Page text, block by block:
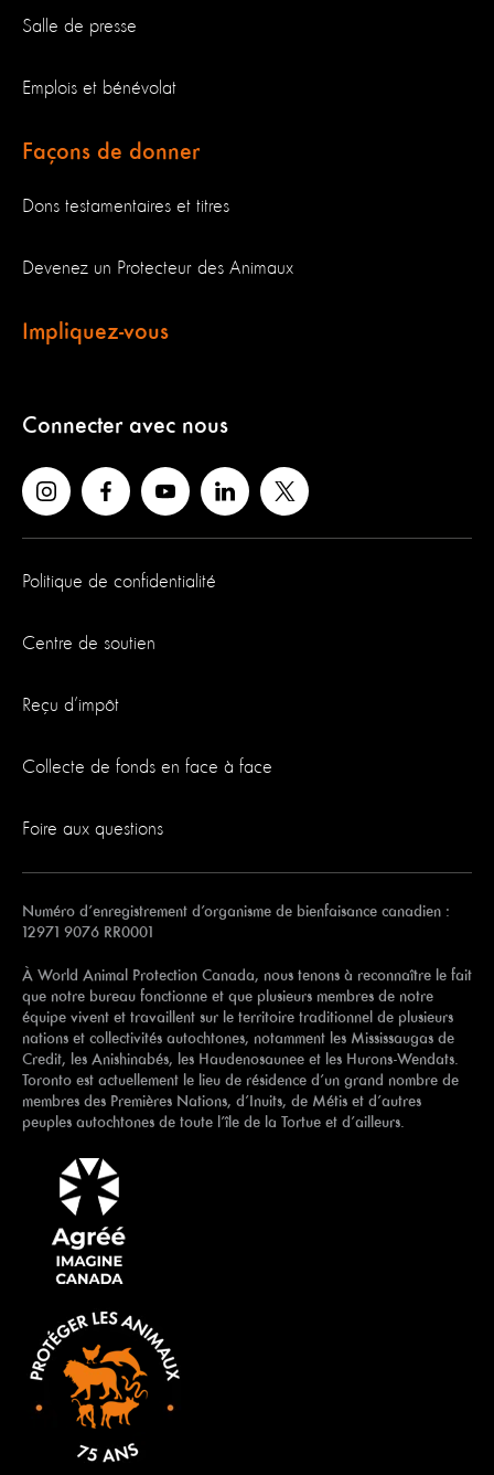
Salle de presse
Emplois et bénévolat
Façons de donner
Dons testamentaires et titres
Devenez un Protecteur des Animaux
Impliquez-vous
Connecter avec nous
Politique de confidentialité
Centre de soutien
Reçu d’impôt
Collecte de fonds en face à face
Foire aux questions
Numéro d’enregistrement d’organisme de bienfaisance canadien :
12971 9076 RR0001
À World Animal Protection Canada, nous tenons à reconnaître le fait
que notre bureau fonctionne et que plusieurs membres de notre
équipe vivent et travaillent sur le territoire traditionnel de plusieurs
nations et collectivités autochtones, notamment les Mississaugas de
Credit, les Anishinabés, les Haudenosaunee et les Hurons-Wendats.
Toronto est actuellement le lieu de résidence d’un grand nombre de
membres des Premières Nations, d’Inuits, de Métis et d’autres
peuples autochtones de toute l’île de la Tortue et d’ailleurs.